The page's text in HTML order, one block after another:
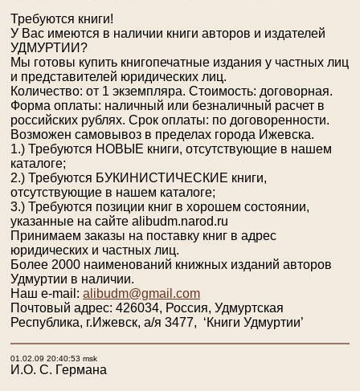
Требуются книги!
У Вас имеются в наличии книги авторов и издателей
УДМУРТИИ?
Мы готовы купить книгопечатные издания у частных лиц
и представителей юридических лиц.
Количество: от 1 экземпляра. Стоимость: договорная.
Форма оплаты: наличный или безналичный расчет в
российских рублях. Срок оплаты: по договоренности.
Возможен самовывоз в пределах города Ижевска.
1.) Требуются НОВЫЕ книги, отсутствующие в нашем
каталоге;
2.) Требуются БУКИНИСТИЧЕСКИЕ книги,
отсутствующие в нашем каталоге;
3.) Требуются позиции книг в хорошем состоянии,
указанные на сайте alibudm.narod.ru
Принимаем заказы на поставку книг в адрес
юридических и частных лиц.
Более 2000 наименований книжных изданий авторов
Удмуртии в наличии.
Наш e-mail: alibudm@gmail.com
Почтовый адрес: 426034, Россия, Удмуртская
Республика, г.Ижевск, а/я 3477, ‘Книги Удмуртии’
01.02.09 20:40:53 msk
И.О. С. Германа